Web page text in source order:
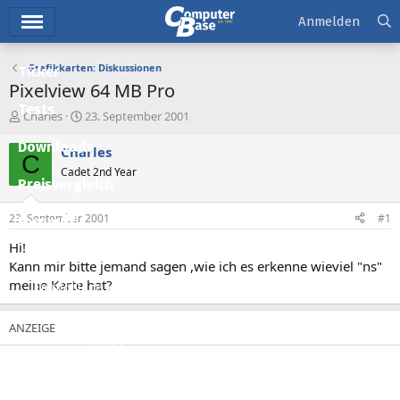
Ticker
Tests
Downloads
Preisvergleich
Forum
Aktuelles
Empfohlene Inhalte
Neueste Aktivitäten
Anmelden
Grafikkarten: Diskussionen
Pixelview 64 MB Pro
E
s
t
e
e
r
Charles
E
s
e
l
t
m
23. September 2001
C Charles
Cadet 2nd Year
23. September 2001 #1
Hi!
Kann mir bitte jemand sagen ,wie ich es erkenne wieviel "ns"
meine Karte hat?